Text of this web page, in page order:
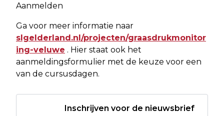
Aanmelden
Ga voor meer informatie naar
slgelderland.nl/projecten/graasdrukmonitor
ing-veluwe . Hier staat ook het
aanmeldingsformulier met de keuze voor een
van de cursusdagen.
Inschrijven voor de nieuwsbrief